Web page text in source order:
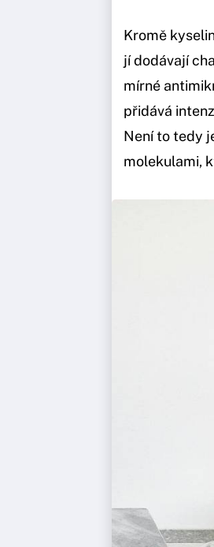
Kromě
jí dodávají
mírné
přidává
Není to tedy
molekulami,